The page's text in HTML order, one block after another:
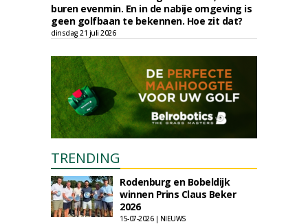
buren evenmin. En in de nabije omgeving is
geen golfbaan te bekennen. Hoe zit dat?
dinsdag 21 juli 2026
TRENDING
Rodenburg en Bobeldijk
winnen Prins Claus Beker
2026
15-07-2026 | NIEUWS